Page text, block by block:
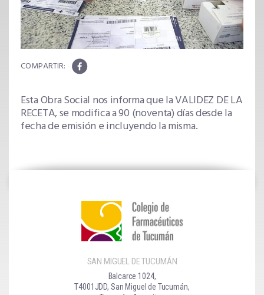
Esta Obra Social nos informa que laVALIDEZ DE LA
RECETA, se modifica a90 (noventa) días desde la
fecha de emisión e incluyendo la misma.
SAN MIGUEL DE TUCUMÁN
Balcarce 1024,
T4001JDD, San Miguel de Tucumán,